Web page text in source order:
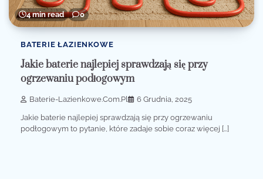
4 min read 0
BATERIE ŁAZIENKOWE
Jakie baterie najlepiej sprawdzają się przy
ogrzewaniu podłogowym
Baterie-Lazienkowe.com.pl 6 Grudnia, 2025
Jakie baterie najlepiej sprawdzają się przy ogrzewaniu
podłogowym to pytanie, które zadaje sobie coraz więcej […]